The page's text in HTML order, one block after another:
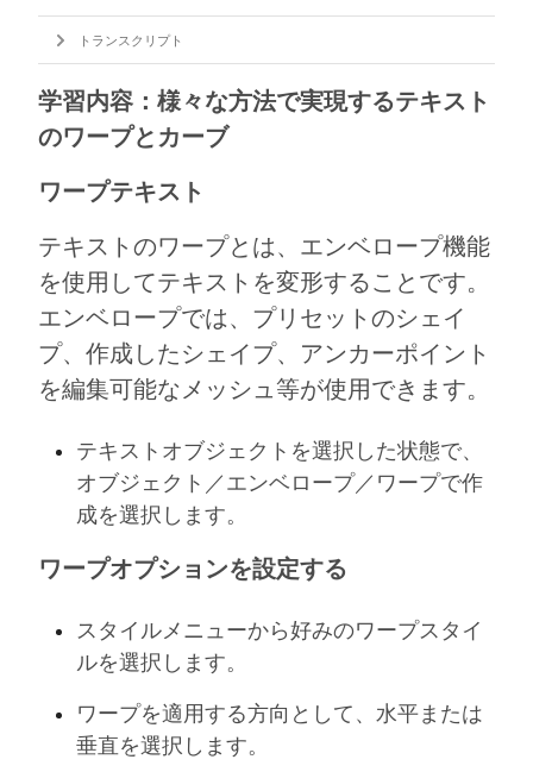
トランスクリプト
学習内容：様々な方法で実現するテキスト
のワープとカーブ
ワープテキスト
テキストのワープとは、エンベロープ機能
を使用してテキストを変形することです。
エンベロープでは、プリセットのシェイ
プ、作成したシェイプ、アンカーポイント
を編集可能なメッシュ等が使用できます。
テキストオブジェクトを選択した状態で、
オブジェクト／エンベロープ／ワープで作
成を選択します。
ワープオプションを設定する
スタイルメニューから好みのワープスタイ
ルを選択します。
ワープを適用する方向として、水平または
垂直を選択します。